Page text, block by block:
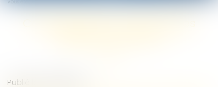
menu
Vous êtes ici :Accueil Contrôle Urssaf : les nouvelles règles à connaître
Publié le :